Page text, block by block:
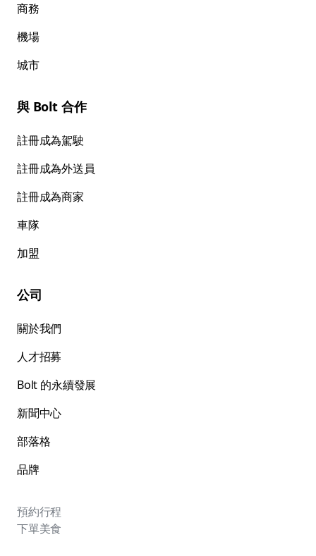
商務
機場
城市
與 Bolt 合作
註冊成為駕駛
註冊成為外送員
註冊成為商家
車隊
加盟
公司
關於我們
人才招募
Bolt 的永續發展
新聞中心
部落格
品牌
預約行程
下單美食